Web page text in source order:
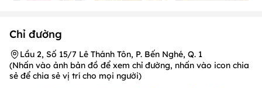
Chỉ đường
Lầu 2, Số 15/7 Lê Thánh Tôn, P. Bến Nghé, Q. 1
(Nhấn vào ảnh bản đồ để xem chỉ đường, nhấn vào icon chia
sẻ để chia sẻ vị trí cho mọi người)